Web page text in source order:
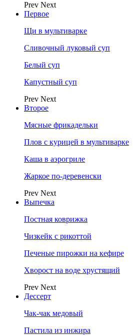
Prev Next
Первое
Щи в мультиварке
Сливочный луковый суп
Белый суп
Капустный суп
Prev Next
Второе
Мясные фрикадельки
Плов с курицей в мультиварке
Каша в аэрогриле
Жаркое по-деревенски
Prev Next
Выпечка
Постная коврижка
Чизкейк с рикоттой
Печеные пирожки на кефире
Хворост на воде хрустящий
Prev Next
Дессерт
Чак-чак медовый
Пастила из инжира